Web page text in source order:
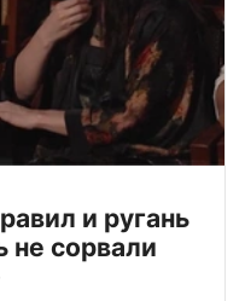
и ругань
не сорвали